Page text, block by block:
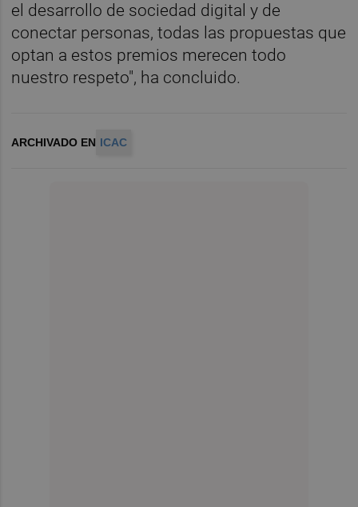
el desarrollo de sociedad digital y de
conectar personas, todas las propuestas que
optan a estos premios merecen todo
nuestro respeto", ha concluido.
ARCHIVADO EN ICAC